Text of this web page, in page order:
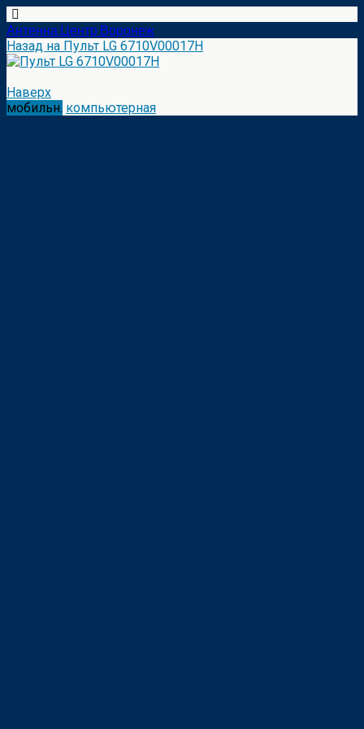
Антенна Центр Воронеж
Назад на Пульт LG 6710V00017H
Наверх
мобильн. компьютерная